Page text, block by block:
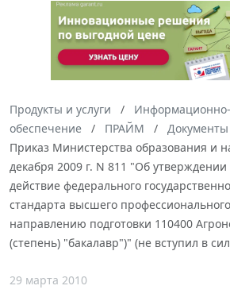
Продукты и услуги
обеспечение
ПРАЙМ
Приказ Министерства образования и
декабря 2009 г. N 811 "Об
действие федерального
стандарта высшего
направлению подготовки 110400
(степень) "бакалавр")" (не вступил в
29 марта 2010